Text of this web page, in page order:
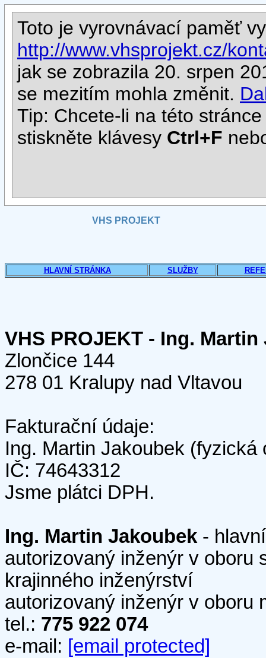
Toto je vyrovnávací paměť
http://www.vhsprojekt.cz/
jak se zobrazila 20. srpen
se mezitím mohla změnit.
Tip: Chcete-li na této
stiskněte klávesy Ctrl+F
VHS PROJEKT
HLAVNÍ STRÁNKA SLUŽBY
VHS PROJEKT - Ing.
Zlončice 144
278 01 Kralupy nad Vltavou
Fakturační údaje:
Ing. Martin Jakoubek (fyzická
IČ: 74643312
Jsme plátci DPH.
Ing. Martin Jakoubek -
autorizovaný inženýr v oboru
krajinného inženýrství
autorizovaný inženýr v oboru
tel.: 775 922 074
e-mail: [email protected]